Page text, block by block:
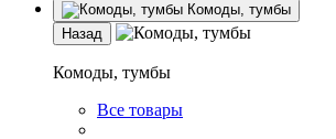
Комоды, тумбы
Назад
Комоды, тумбы
Все товары